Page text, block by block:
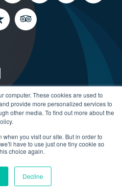
computer. These cookies are used to
provide more personalized services to
other media. To find out more about the
when you visit our site. But in order to
have to use just one tiny cookie so
choice again.
Decline
2003-2026 All rights